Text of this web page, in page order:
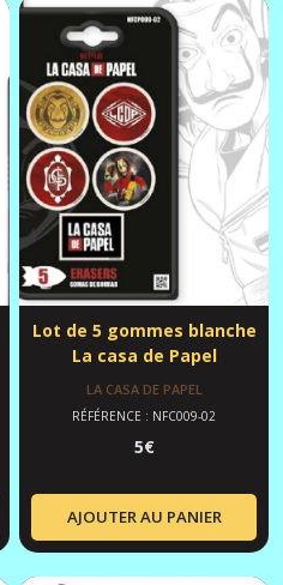
Lot de 5 gommes blanche
La casa de Papel
LA CASA DE PAPEL
RÉFÉRENCE : NFC009-02
5€
AJOUTER AU PANIER